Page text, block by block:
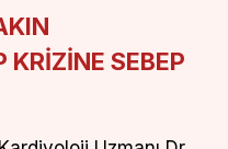
SEBEP